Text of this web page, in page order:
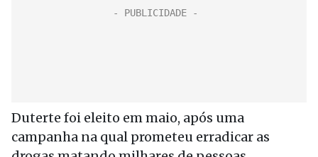
Duterte foi eleito em maio, após uma
campanha na qual prometeu erradicar as